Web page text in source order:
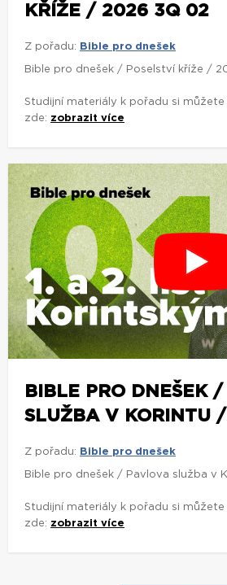
KŘÍŽE / 2026 3Q 02
Z pořadu: Bible pro dnešek
Bible pro dnešek / Poselství kříže /
Studijní materiály k pořadu si
zde: zobrazit více
BIBLE PRO DNEŠEK
SLUŽBA V KORINTU
Z pořadu: Bible pro dnešek
Bible pro dnešek / Pavlova služba v
Studijní materiály k pořadu si
zde: zobrazit více